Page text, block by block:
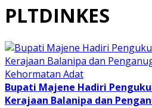
PLTDINKES
Bupati Majene Hadiri
Kerajaan Balanipa dan